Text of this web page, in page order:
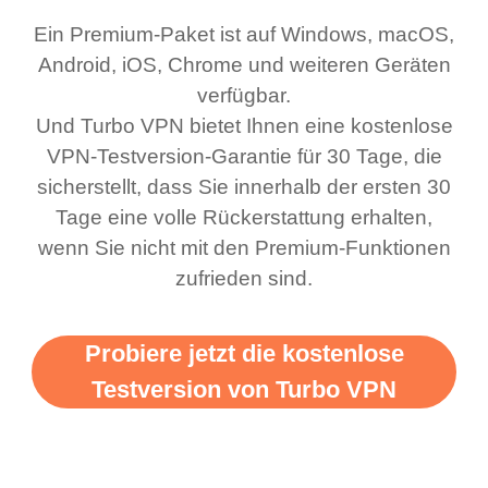
was a scam but now I
use it I am just
bewildered at how good
this app is and even if
there is ads I know it’s to
support this amazing
vpn honestly you should
put more ads to grant us
WiFi but honestly the
WiFi is already fast
schnelle, staible
Verbindung her. Dabei
sind mehrere kostenlose
Netzwerke verfügbar,
die man wechseln kann.
Ganz einfach. Mein
Favorit. Das Beste
daran ist, dass ich bis
Werbung gesehen habe,
seit ich den kostenlosen
Ein Premium-Paket ist auf Windows, macOS,
Android, iOS, Chrome und weiteren Geräten
verfügbar.
Und Turbo VPN bietet Ihnen eine kostenlose
VPN-Testversion-Garantie für 30 Tage, die
sicherstellt, dass Sie innerhalb der ersten 30
Tage eine volle Rückerstattung erhalten,
wenn Sie nicht mit den Premium-Funktionen
zufrieden sind.
Probiere jetzt die kostenlose
Testversion von Turbo VPN